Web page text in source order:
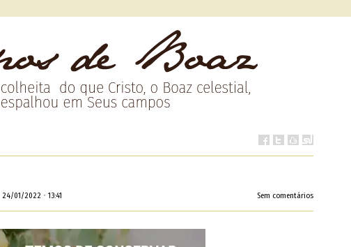
24/01/2022 • 13:41 Sem comentários